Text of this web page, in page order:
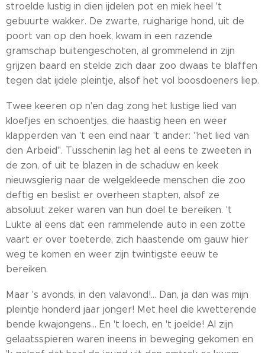
stroelde lustig in dien ijdelen pot en miek heel 't
gebuurte wakker. De zwarte, ruigharige hond, uit de
poort van op den hoek, kwam in een razende
gramschap buitengeschoten, al grommelend in zijn
grijzen baard en stelde zich daar zoo dwaas te blaffen
tegen dat ijdele pleintje, alsof het vol boosdoeners liep.
Twee keeren op n'en dag zong het lustige lied van
kloefjes en schoentjes, die haastig heen en weer
klapperden van 't een eind naar 't ander: "het lied van
den Arbeid". Tusschenin lag het al eens te zweeten in
de zon, of uit te blazen in de schaduw en keek
nieuwsgierig naar de welgekleede menschen die zoo
deftig en beslist er overheen stapten, alsof ze
absoluut zeker waren van hun doel te bereiken. 't
Lukte al eens dat een rammelende auto in een zotte
vaart er over toeterde, zich haastende om gauw hier
weg te komen en weer zijn twintigste eeuw te
bereiken.
Maar 's avonds, in den valavond!... Dan, ja dan was mijn
pleintje honderd jaar jonger! Met heel die kwetterende
bende kwajongens... En 't loech, en 't joelde! Al zijn
gelaatsspieren waren ineens in beweging gekomen en